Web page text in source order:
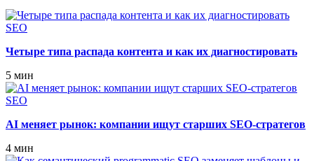
SEO
Четыре типа распада контента и как их диагностировать
5 мин
SEO
AI меняет рынок: компании ищут старших SEO‑стратегов
4 мин